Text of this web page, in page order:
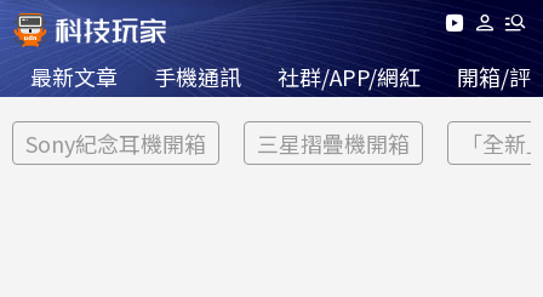
最新文章 手機通訊 社群/APP/網紅 開箱/評
Sony紀念耳機開箱 三星摺疊機開箱 「全新